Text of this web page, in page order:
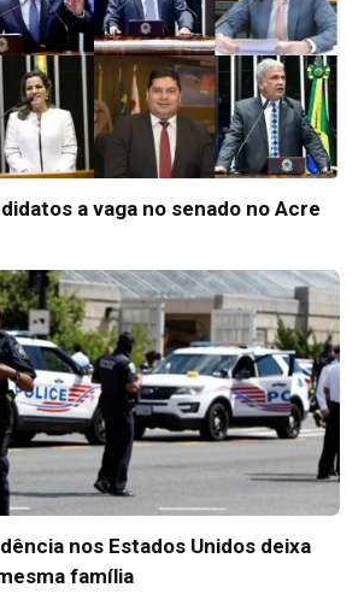
a vaga no senado no Acre
nos Estados Unidos deixa
família